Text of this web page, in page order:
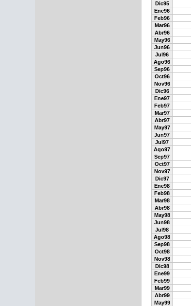
Dic95
Ene96
Feb96
Mar96
Abr96
May96
Jun96
Jul96
Ago96
Sep96
Oct96
Nov96
Dic96
Ene97
Feb97
Mar97
Abr97
May97
Jun97
Jul97
Ago97
Sep97
Oct97
Nov97
Dic97
Ene98
Feb98
Mar98
Abr98
May98
Jun98
Jul98
Ago98
Sep98
Oct98
Nov98
Dic98
Ene99
Feb99
Mar99
Abr99
May99